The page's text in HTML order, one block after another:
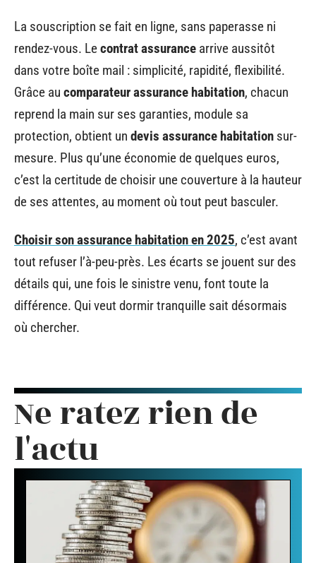
La souscription se fait en ligne, sans paperasse ni
rendez-vous. Lecontrat assurance arrive aussitôt
dans votre boîte mail : simplicité, rapidité, flexibilité.
Grâce au comparateur assurance habitation, chacun
reprend la main sur ses garanties, module sa
protection, obtient un devis assurance habitation sur-
mesure. Plus qu’une économie de quelques euros,
c’est la certitude de choisir une couverture à la hauteur
de ses attentes, au moment où tout peut basculer.
Choisir son assurance habitation en 2025, c’est avant
tout refuser l’à-peu-près. Les écarts se jouent sur des
détails qui, une fois le sinistre venu, font toute la
différence. Qui veut dormir tranquille sait désormais
où chercher.
Ne ratez rien de
l'actu